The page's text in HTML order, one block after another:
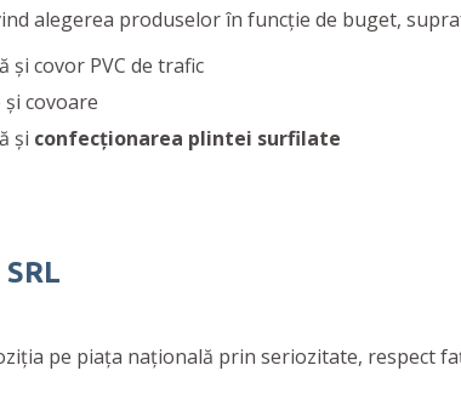
alegerea produselor în funcție de buget,
și covor PVC de trafic
covoare
și confecționarea plintei surfilate
pe piața națională prin seriozitate, respect